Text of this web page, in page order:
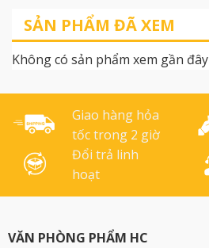
nghiệp, dùng cho các nhà
xưởng, cơ sở sản xuất Kích
thước : 80cm x120cm Chất
SẢN PHẨM ĐÃ XEM
Không có sản phẩm xem gần đây
Giao hàng hỏa
tốc trong 2 giờ
Đổi trả linh
hoạt
VĂN PHÒNG PHẨM HC